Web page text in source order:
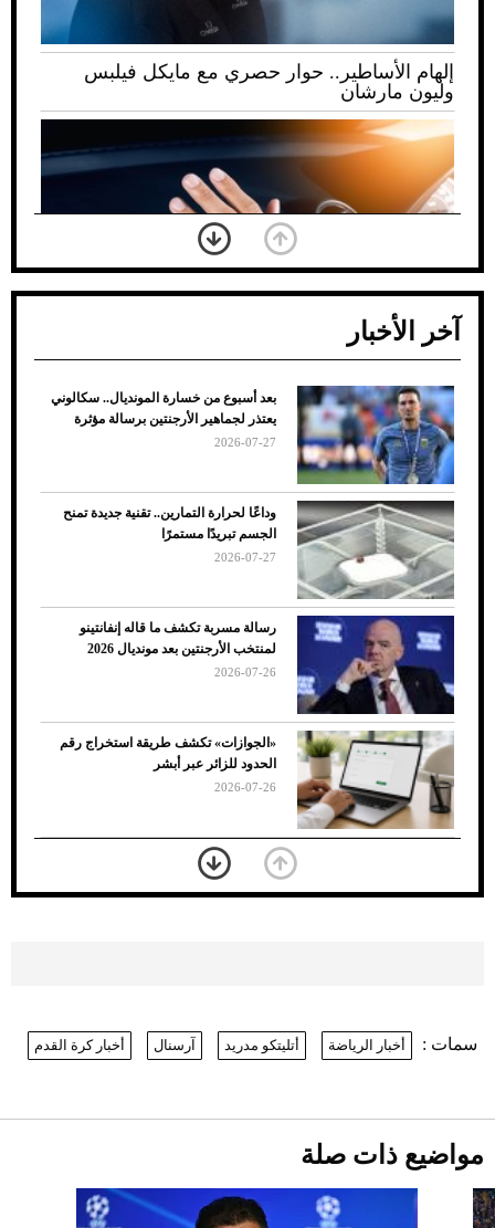
إلهام الأساطير.. حوار حصري مع مايكل فيلبس
وليون مارشان
ضعف تبريد مكيف السيارة عند الوقوف.. أشهر
الأسباب والحلول
7 نصائح لاختيار لون البنطلون المناسب للقميص
الأسود
آخر الأخبار
بعد أسبوع من خسارة المونديال.. سكالوني
يعتذر لجماهير الأرجنتين برسالة مؤثرة
2026-07-27
وداعًا لحرارة التمارين.. تقنية جديدة تمنح
الجسم تبريدًا مستمرًا
2026-07-27
رسالة مسربة تكشف ما قاله إنفانتينو
لمنتخب الأرجنتين بعد مونديال 2026
2026-07-26
«الجوازات» تكشف طريقة استخراج رقم
الحدود للزائر عبر أبشر
2026-07-26
بعد 7 أشهر من تعرضه لحادث مروع.. جوشوا
يفوز على برينغا بـ"الضربة القاضية" (فيديو)
2026-07-26
Comeback" في جدة (فيديو)
سمات : أخبار الرياضة أتليتكو مدريد آرسنال أخبار كرة القدم
مواضيع ذات صلة